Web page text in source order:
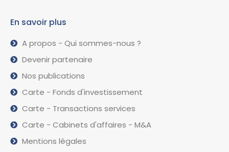
En savoir plus
A propos - Qui sommes-nous ?
Devenir partenaire
Nos publications
Carte - Fonds d'investissement
Carte - Transactions services
Carte - Cabinets d'affaires - M&A
Mentions légales